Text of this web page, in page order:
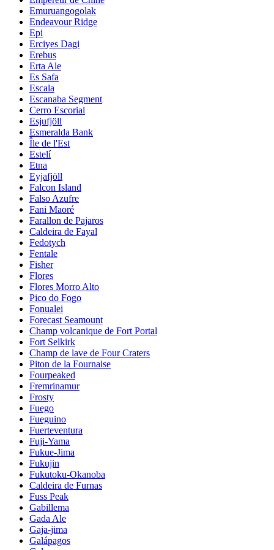
Emuruangogolak
Endeavour Ridge
Epi
Erciyes Dagi
Erebus
Erta Ale
Es Safa
Escala
Escanaba Segment
Cerro Escorial
Esjufjöll
Esmeralda Bank
Île de l'Est
Estelí
Etna
Eyjafjöll
Falcon Island
Falso Azufre
Fani Maoré
Farallon de Pajaros
Caldeira de Fayal
Fedotych
Fentale
Fisher
Flores
Flores Morro Alto
Pico do Fogo
Fonualei
Forecast Seamount
Champ volcanique de Fort Portal
Fort Selkirk
Champ de lave de Four Craters
Piton de la Fournaise
Fourpeaked
Fremrinamur
Frosty
Fuego
Fueguino
Fuerteventura
Fuji-Yama
Fukue-Jima
Fukujin
Fukutoku-Okanoba
Caldeira de Furnas
Fuss Peak
Gabillema
Gada Ale
Gaja-jima
Galápagos